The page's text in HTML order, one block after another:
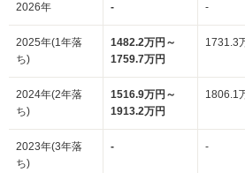
2026年 - -
2025年(1年落
ち)
1482.2万円～
1759.7万円
1731.3
2024年(2年落
ち)
1516.9万円～
1913.2万円
1806.1
2023年(3年落
ち)
- -